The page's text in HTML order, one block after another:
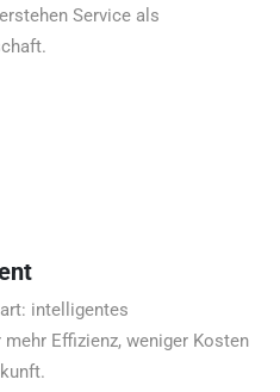
Service als
intelligentes
Effizienz, weniger Kosten